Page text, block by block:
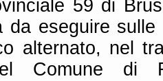
59 di
da eseguire
alternato, nel
Comune di